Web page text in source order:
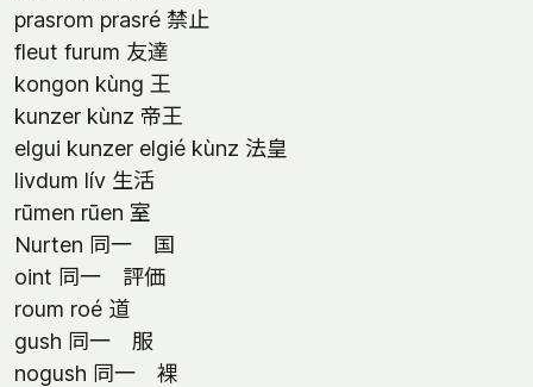
prasrom prasré 禁止
fleut furum 友達
kongon kùng 王
kunzer kùnz 帝王
elgui kunzer elgié kùnz 法皇
livdum lív 生活
rūmen rūen 室
Nurten 同一 国
oint 同一 評価
roum roé 道
gush 同一 服
nogush 同一 裸